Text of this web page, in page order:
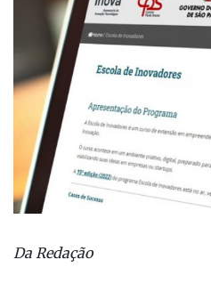
Da Redação